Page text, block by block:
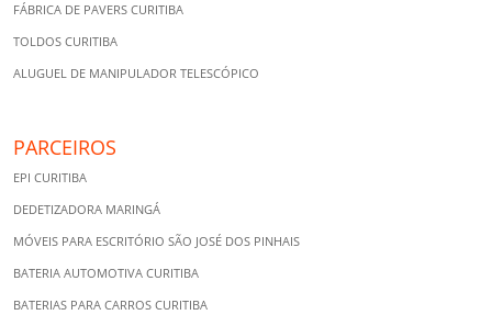
FÁBRICA DE PAVERS CURITIBA
TOLDOS CURITIBA
ALUGUEL DE MANIPULADOR TELESCÓPICO
PARCEIROS
EPI CURITIBA
DEDETIZADORA MARINGÁ
MÓVEIS PARA ESCRITÓRIO SÃO JOSÉ DOS PINHAIS
BATERIA AUTOMOTIVA CURITIBA
BATERIAS PARA CARROS CURITIBA